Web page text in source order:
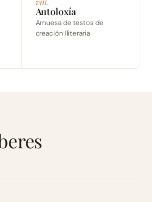
viii.
Antoloxía
Amuesa de testos de
creación lliteraria